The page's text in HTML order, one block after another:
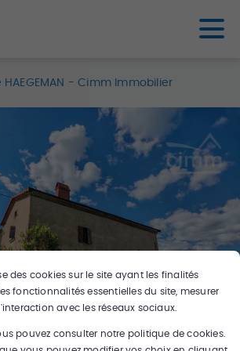
des cookies sur le site ayant les finalités
fonctionnalités essentielles du site, mesurer
avec les réseaux sociaux.
pouvez consulter notre politique de cookies.
- Cimm Immobilier
9photos